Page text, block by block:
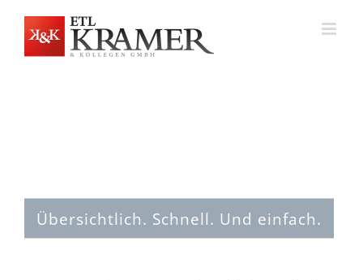
springen
Übersichtlich. Schnell. Und einfach.